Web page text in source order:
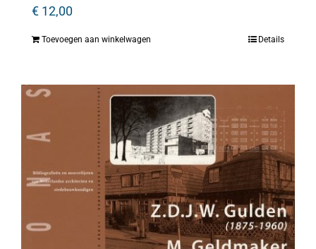
€ 12,00
Toevoegen aan winkelwagen Details